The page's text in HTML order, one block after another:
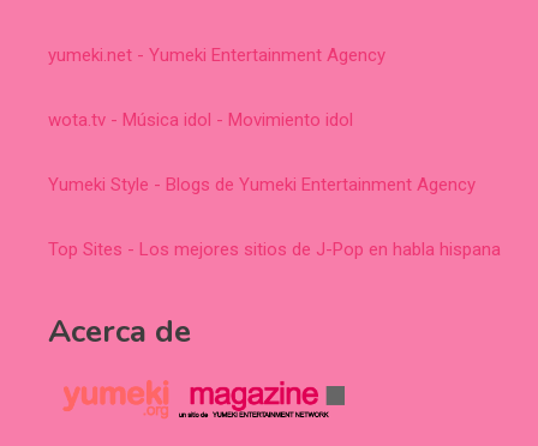
yumeki.net - Yumeki Entertainment Agency
wota.tv - Música idol - Movimiento idol
Yumeki Style - Blogs de Yumeki Entertainment Agency
Top Sites - Los mejores sitios de J-Pop en habla hispana
Acerca de